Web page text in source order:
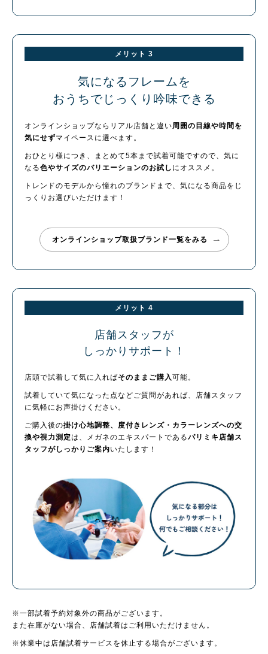
メリット 3
気になるフレームを
おうちでじっくり吟味できる
オンラインショップならリアル店舗と違い周囲の目線や時間を
気にせずマイペースに選べます。
おひとり様につき、まとめて5本まで試着可能ですので、気に
なる色やサイズのバリエーションのお試し にオススメ。
トレンドのモデルから憧れのブランドまで、気になる商品をじ
っくりお選びいただけます！
オンラインショップ取扱ブランド一覧をみる
メリット 4
店舗スタッフが
しっかりサポート！
店頭で試着して気に入ればそのままご購入可能。
試着していて気になった点などご質問があれば、店舗スタッフ
に気軽にお声掛けください。
ご購入後の掛け心地調整、度付きレンズ・カラーレンズへの交
換や視力測定は、メガネのエキスパートであるパリミキ店舗ス
タッフがしっかりご案内いたします！
※一部試着予約対象外の商品がございます。
また在庫がない場合、店舗試着はご利用いただけません。
※休業中は店舗試着サービスを休止する場合がございます。